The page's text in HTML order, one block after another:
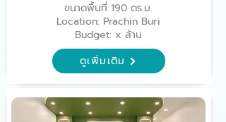
ขนาดพื้นที่ 190 ตร.ม.
Location: Prachin Buri
Budget: x ล้าน
ดูเพิ่มเติม